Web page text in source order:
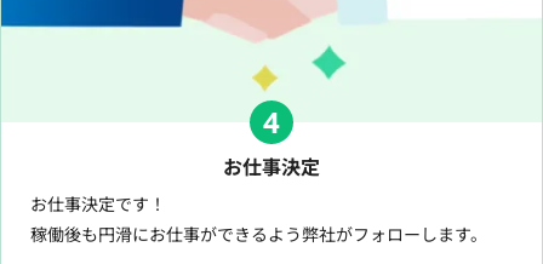
4
お仕事決定
お仕事決定です！
稼働後も円滑にお仕事ができるよう弊社がフォローします。